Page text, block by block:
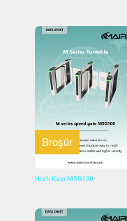
Hızlı Kapı MSG100
Broşür